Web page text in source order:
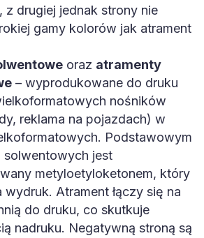
drugiej jednak strony nie
gamy kolorów jak atrament
oraz atramenty
– wyprodukowane do druku
nośników
reklama na pojazdach) w
Podstawowym
jest
metyloetyloketonem, który
Atrament łączy się na
do druku, co skutkuje
nadruku. Negatywną stroną są